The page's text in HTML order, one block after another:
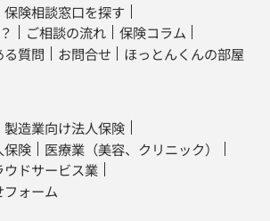
保険相談窓口を探す
ご相談の流れ
保険コラム
る質問 お問合せ ほっとんくんの部屋
製造業向け法人保険
保険
医療業（美容、クリニック）
ドサービス業
ォーム